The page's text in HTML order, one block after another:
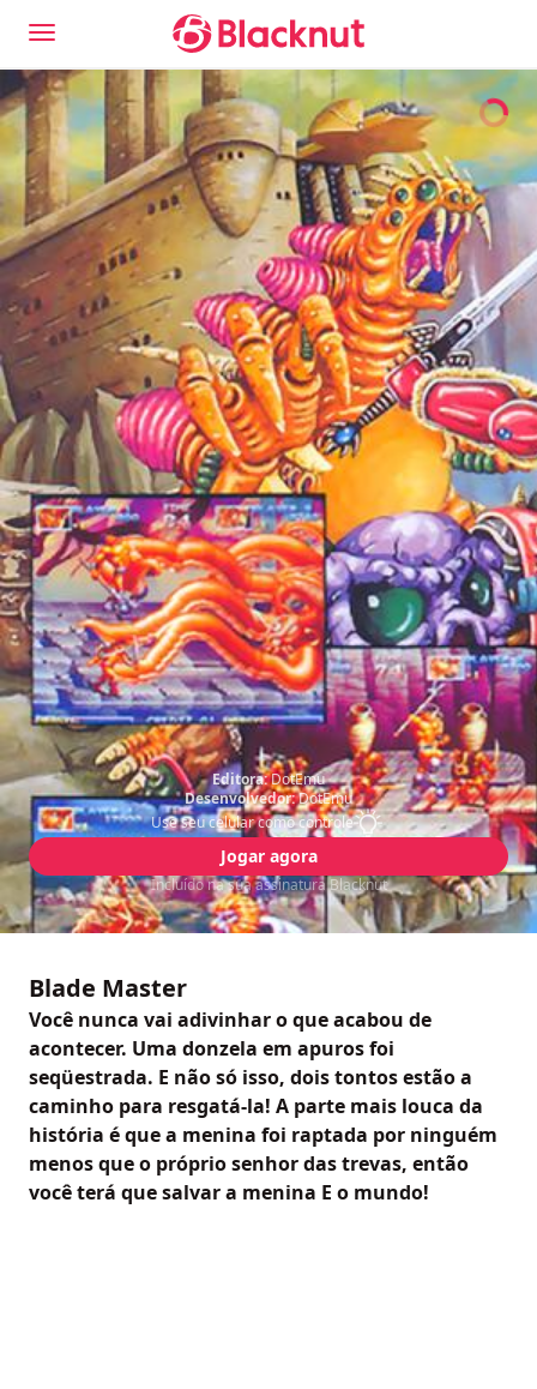
Editora:DotEmu
Desenvolvedor:DotEmu
Use seu celular como controle
Jogar agora
Incluído na sua assinatura Blacknut
Blade Master
Você nunca vai adivinhar o que acabou de
acontecer. Uma donzela em apuros foi
seqüestrada. E não só isso, dois tontos estão a
caminho para resgatá-la! A parte mais louca da
história é que a menina foi raptada por ninguém
menos que o próprio senhor das trevas, então
você terá que salvar a menina E o mundo!